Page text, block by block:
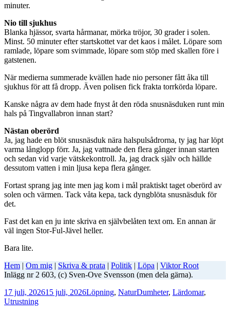
minuter.
Nio till sjukhus
Blanka hjässor, svarta hårmanar, mörka tröjor, 30 grader i solen.
Minst. 50 minuter efter startskottet var det kaos i målet. Löpare som
ramlade, löpare som svimmade, löpare som stöp med skallen före i
gatstenen.
När medierna summerade kvällen hade nio personer fått åka till
sjukhus för att få dropp. Även polisen fick frakta torrkörda löpare.
Kanske några av dem hade fnyst åt den röda snusnäsduken runt min
hals på Tingvallabron innan start?
Nästan oberörd
Ja, jag hade en blöt snusnäsduk nära halspulsådrorna, ty jag har löpt
varma långlopp förr. Ja, jag vattnade den flera gånger innan starten
och sedan vid varje vätskekontroll. Ja, jag drack själv och hällde
dessutom vatten i min ljusa kepa flera gånger.
Fortast sprang jag inte men jag kom i mål praktiskt taget oberörd av
solen och värmen. Tack våta kepa, tack dyngblöta snusnäsduk för
det.
Fast det kan en ju inte skriva en självbelåten text om. En annan är
väl ingen Stor-Ful-Jävel heller.
Bara lite.
Hem | Om mig | Skriva & prata | Politik | Löpa | Viktor Root
Inlägg nr 2 603, (c) Sven-Ove Svensson (men dela gärna).
Postat
17 juli, 202615 juli, 2026Kategorier
Löpning, NaturTaggar
Dumheter, Lärdomar,
Utrustning